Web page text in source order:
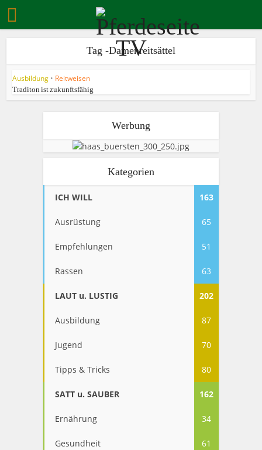
Tag -Damenreitsättel
Ausbildung • Reitweisen
Traditon ist zukunftsfähig
Werbung
Kategorien
ICH WILL 163
Ausrüstung 65
Empfehlungen 51
Rassen 63
LAUT u. LUSTIG 202
Ausbildung 87
Jugend 70
Tipps & Tricks 80
SATT u. SAUBER 162
Ernährung 34
Gesundheit 61